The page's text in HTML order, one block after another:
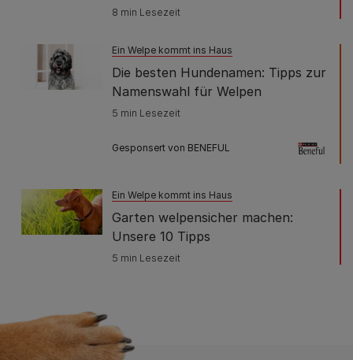
8 min Lesezeit
Ein Welpe kommt ins Haus
Die besten Hundenamen: Tipps zur
Namenswahl für Welpen
5 min Lesezeit
Gesponsert von BENEFUL
Ein Welpe kommt ins Haus
Garten welpensicher machen:
Unsere 10 Tipps
5 min Lesezeit